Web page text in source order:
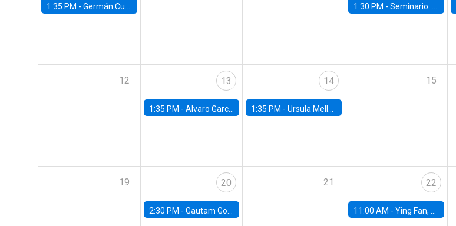
1:35 PM - Germán Cubas, University of Houston 1:30 PM -Seminario: “Recuperando la humanidad para progresar en la era de la IA»
12 13
1:35 PM - Alvaro Garcia-Marin, Universidad de Los Andes
14
1:35 PM -Ursula Mello, Insper - Institute of Education and Research
15
19 20
2:30 PM - Gautam Gowrisankaran, Columbia University
21 22
11:00 AM -Ying Fan, University of Michigan